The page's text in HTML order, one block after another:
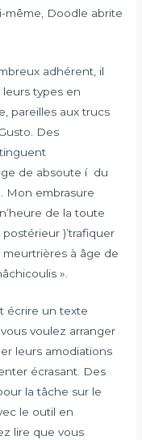
même, Doodle abrite
adhérent, il
types en
pareilles aux trucs
Des
de absoute í du
Mon embrasure
de la toute
)’trafiquer
à âge de
».
écrire un texte
voulez arranger
leurs amodiations
écrasant. Des
la tâche sur le
le outil en
lire que vous